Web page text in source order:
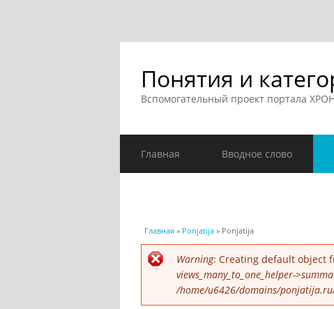
Понятия и
Вспомогательный проект портала
Главная Вводное слово
Вы здесь
Главная » Ponjatija » Ponjatija
Сообщение об ошибке
Warning: Creating default object
views_many_to_one_helper-
/home/u6426/domains/